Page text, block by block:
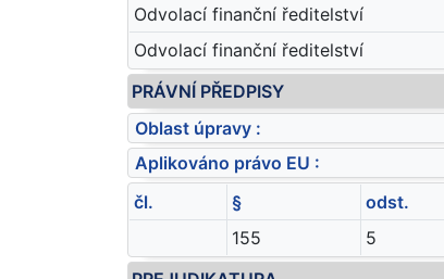
Odvolací finanční ředitelství
Odvolací finanční ředitelství
PRÁVNÍ PŘEDPISY
Oblast úpravy :
Aplikováno právo EU :
čl.
§ odst.
155
5